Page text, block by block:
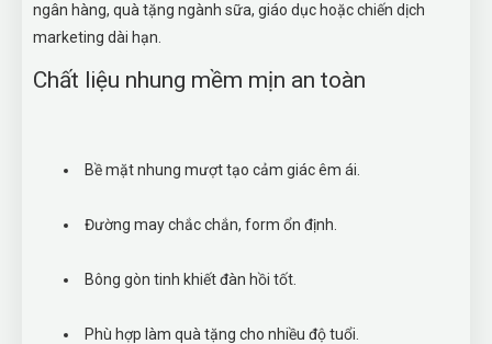
ngân hàng, quà tặng ngành sữa, giáo dục hoặc chiến dịch
marketing dài hạn.
Chất liệu nhung mềm mịn an toàn
Bề mặt nhung mượt tạo cảm giác êm ái.
Đường may chắc chắn, form ổn định.
Bông gòn tinh khiết đàn hồi tốt.
Phù hợp làm quà tặng cho nhiều độ tuổi.